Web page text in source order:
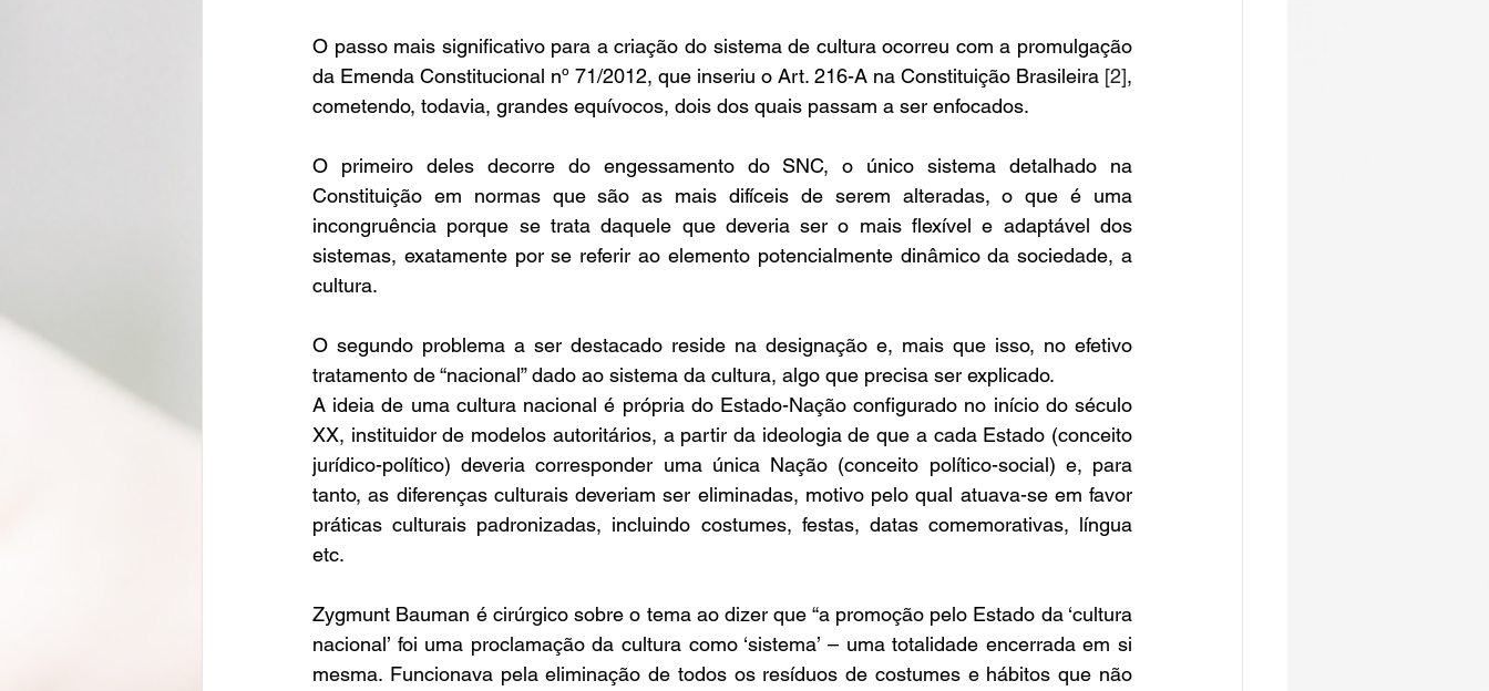
O passo mais significativo para a criação do sistema de cultura ocorreu com a promulgação
da Emenda Constitucional nº 71/2012, que inseriu o Art. 216-A na Constituição Brasileira [2],
cometendo, todavia, grandes equívocos, dois dos quais passam a ser enfocados.
O primeiro deles decorre do engessamento do SNC, o único sistema detalhado na
Constituição em normas que são as mais difíceis de serem alteradas, o que é uma
incongruência porque se trata daquele que deveria ser o mais flexível e adaptável dos
sistemas, exatamente por se referir ao elemento potencialmente dinâmico da sociedade, a
cultura.
O segundo problema a ser destacado reside na designação e, mais que isso, no efetivo
tratamento de “nacional” dado ao sistema da cultura, algo que precisa ser explicado.
A ideia de uma cultura nacional é própria do Estado-Nação configurado no início do século
XX, instituidor de modelos autoritários, a partir da ideologia de que a cada Estado (conceito
jurídico-político) deveria corresponder uma única Nação (conceito político-social) e, para
tanto, as diferenças culturais deveriam ser eliminadas, motivo pelo qual atuava-se em favor
práticas culturais padronizadas, incluindo costumes, festas, datas comemorativas, língua
etc.
Zygmunt Bauman é cirúrgico sobre o tema ao dizer que “a promoção pelo Estado da ‘cultura
nacional’ foi uma proclamação da cultura como ‘sistema’ – uma totalidade encerrada em si
mesma. Funcionava pela eliminação de todos os resíduos de costumes e hábitos que não